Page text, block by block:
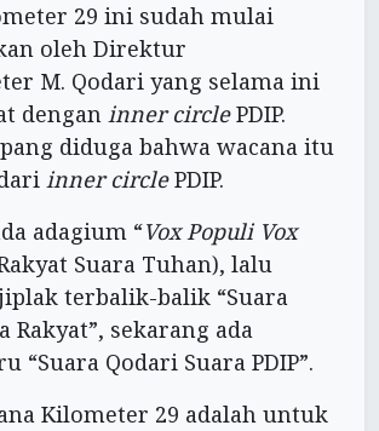
29 ini sudah mulai
oleh Direktur
M. Qodari yang selama ini
dengan inner circlePDIP.
diduga bahwa wacana itu
inner circlePDIP.
adagium “Vox Populi Vox
Suara Tuhan), lalu
terbalik-balik “Suara
Rakyat”, sekarang ada
“Suara Qodari Suara PDIP”.
Kilometer 29 adalah untuk